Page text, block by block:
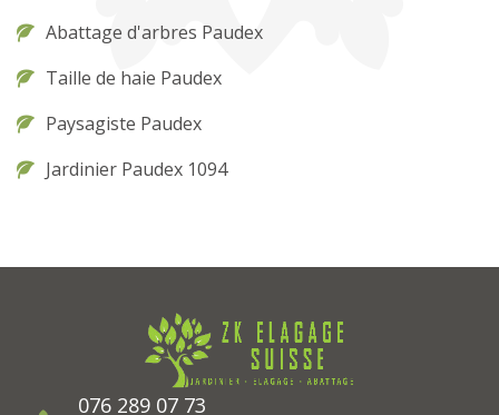
Abattage d'arbres Paudex
Taille de haie Paudex
Paysagiste Paudex
Jardinier Paudex 1094
076 289 07 73